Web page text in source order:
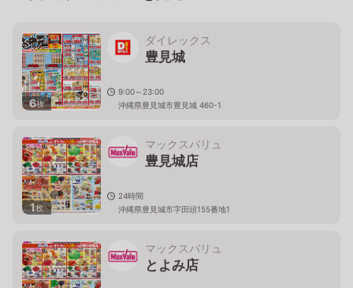
6枚
ダイレックス
豊見城
9:00～23:00
沖縄県豊見城市豊見城 460-1
1枚
マックスバリュ
豊見城店
24時間
沖縄県豊見城市字田頭155番地1
マックスバリュ
とよみ店